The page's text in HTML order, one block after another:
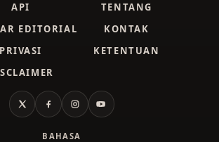
API
TENTANG
EDITORIAL
KONTAK
PRIVASI
KETENTUAN
X FacebookInstagramYouTube
BAHASA